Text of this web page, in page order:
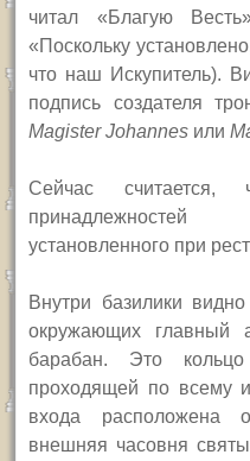
читал «Благую
«Поскольку
что наш Искупитель).
подпись создателя
Magister Johannes или
Сейчас
принадлежностей
установленного при
Внутри базилики
окружающих главный
барабан. Это кольцо
проходящей по всему
входа расположена
внешняя часовня